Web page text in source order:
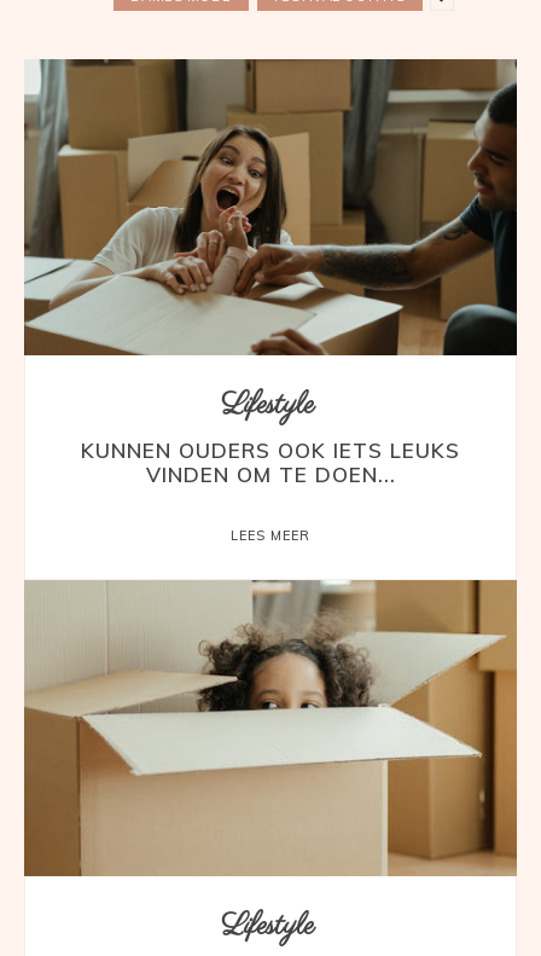
Lifestyle
KUNNEN OUDERS OOK IETS LEUKS
VINDEN OM TE DOEN...
LEES MEER
Lifestyle